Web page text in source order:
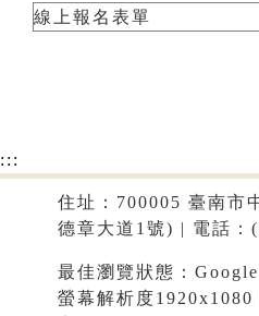
線上報名表單
:::
住址：700005 臺南市
德章大道1號) | 電話：
最佳瀏覽狀態：
螢幕解析度1920x1080